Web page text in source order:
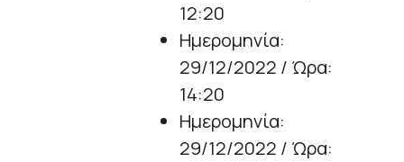
12:20
Ημερομηνία:
29/12/2022 / Ώρα:
14:20
Ημερομηνία:
29/12/2022 / Ώρα: